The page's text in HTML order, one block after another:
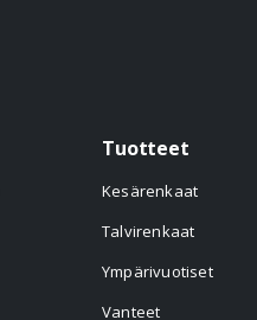
Tuotteet
Kesärenkaat
Talvirenkaat
Ympärivuotiset
Vanteet